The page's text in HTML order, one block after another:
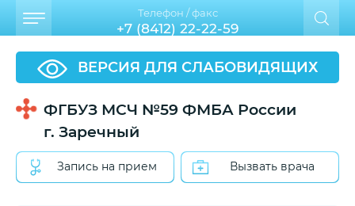
ВЕРСИЯ ДЛЯ СЛАБОВИДЯЩИХ
ФГБУЗ МСЧ №59 ФМБА России
г. Заречный
Запись на прием Вызвать врача
Телефон / факс
+7 (8412) 22-22-59